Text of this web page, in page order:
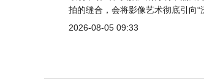
拍的缝合，会将影像艺术彻底引向“
2026-08-05 09:33